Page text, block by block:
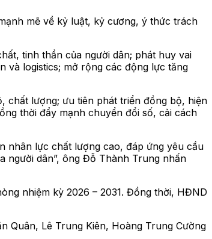
mẽ về kỷ luật, kỷ cương, ý thức trách
tinh thần của người dân; phát huy vai
và logistics; mở rộng các động lực tăng
chất lượng; ưu tiên phát triển đồng bộ, hiện
thời đẩy mạnh chuyển đổi số, cải cách
nhân lực chất lượng cao, đáp ứng yêu cầu
người dân”, ông Đỗ Thành Trung nhấn
nhiệm kỳ 2026 – 2031. Đồng thời, HĐND
Quân, Lê Trung Kiên, Hoàng Trung Cường